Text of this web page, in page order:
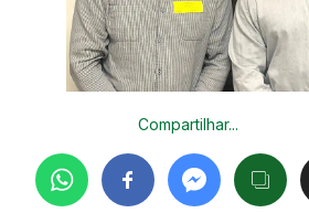
Compartilhar...